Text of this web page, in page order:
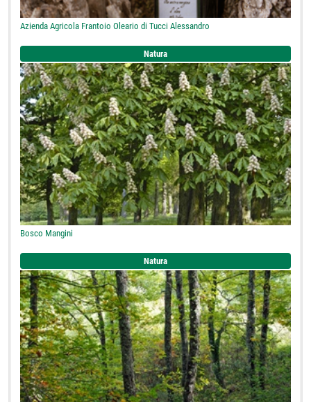
Azienda Agricola Frantoio Oleario di Tucci Alessandro
Natura
Bosco Mangini
Natura